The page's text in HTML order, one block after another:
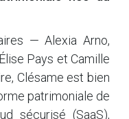
— Alexia Arno,
Pays et Camille
Clésame est bien
patrimoniale de
sécurisé (SaaS),